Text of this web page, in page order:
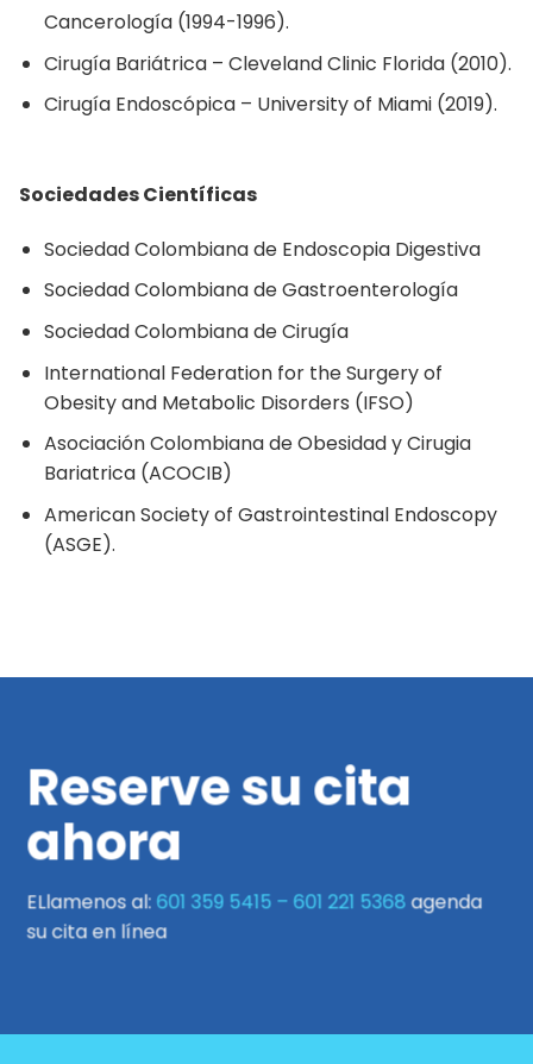
Cancerología (1994-1996).
Cirugía Bariátrica – Cleveland Clinic Florida (2010).
Cirugía Endoscópica – University of Miami (2019).
Sociedades Científicas
Sociedad Colombiana de Endoscopia Digestiva
Sociedad Colombiana de Gastroenterología
Sociedad Colombiana de Cirugía
International Federation for the Surgery of
Obesity and Metabolic Disorders (IFSO)
Asociación Colombiana de Obesidad y Cirugia
Bariatrica (ACOCIB)
American Society of Gastrointestinal Endoscopy
(ASGE).
Reserve su cita
ahora
ELlamenos al: 601 359 5415 – 601 221 5368agenda
su cita en línea